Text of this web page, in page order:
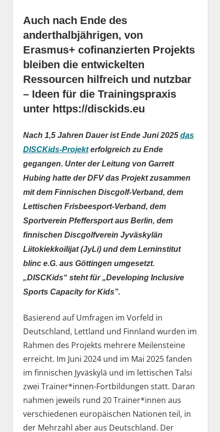
Auch nach Ende des
anderthalbjährigen, von
Erasmus+ cofinanzierten Projekts
bleiben die entwickelten
Ressourcen hilfreich und nutzbar
– Ideen für die Trainingspraxis
unter https://disckids.eu
Nach 1,5 Jahren Dauer ist Ende Juni 2025 das
DISCKids-Projekterfolgreich zu Ende
gegangen. Unter der Leitung von Garrett
Hubing hatte der DFV das Projekt zusammen
mit dem Finnischen Discgolf-Verband, dem
Lettischen Frisbeesport-Verband, dem
Sportverein Pfeffersport aus Berlin, dem
finnischen Discgolfverein Jyväskylän
Liitokiekkoilijat (JyLi) und dem Lerninstitut
blinc e.G. aus Göttingen umgesetzt.
„DISCKids“ steht für „Developing Inclusive
Sports Capacity for Kids”.
Basierend auf Umfragen im Vorfeld in
Deutschland, Lettland und Finnland wurden im
Rahmen des Projekts mehrere Meilensteine
erreicht. Im Juni 2024 und im Mai 2025 fanden
im finnischen Jyväskylä und im lettischen Talsi
zwei Trainer*innen-Fortbildungen statt. Daran
nahmen jeweils rund 20 Trainer*innen aus
verschiedenen europäischen Nationen teil, in
der Mehrzahl aber aus Deutschland. Der